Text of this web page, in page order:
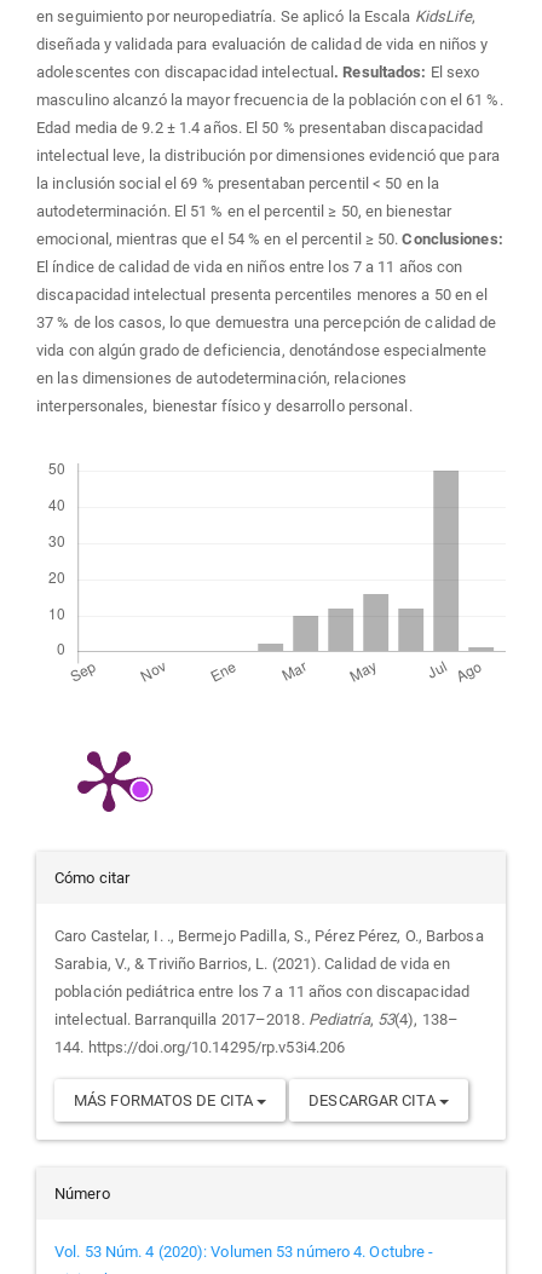
en seguimiento por neuropediatría. Se aplicó la Escala KidsLife,
diseñada y validada para evaluación de calidad de vida en niños y
adolescentes con discapacidad intelectual . Resultados: El sexo
masculino alcanzó la mayor frecuencia de la población con el 61 %.
Edad media de 9.2 ± 1.4 años. El 50 % presentaban discapacidad
intelectual leve, la distribución por dimensiones evidenció que para
la inclusión social el 69 % presentaban percentil < 50 en la
autodeterminación. El 51 % en el percentil ≥ 50, en bienestar
emocional, mientras que el 54 % en el percentil ≥ 50.Conclusiones:
El índice de calidad de vida en niños entre los 7 a 11 años con
discapacidad intelectual presenta percentiles menores a 50 en el
37 % de los casos, lo que demuestra una percepción de calidad de
vida con algún grado de deficiencia, denotándose especialmente
en las dimensiones de autodeterminación, relaciones
interpersonales, bienestar físico y desarrollo personal.
Detalles
del
artículo
Cómo citar
Caro Castelar, I. ., Bermejo Padilla, S., Pérez Pérez, O., Barbosa
Sarabia, V., & Triviño Barrios, L. (2021). Calidad de vida en
población pediátrica entre los 7 a 11 años con discapacidad
intelectual. Barranquilla 2017–2018. Pediatría, 53(4), 138–
144. https://doi.org/10.14295/rp.v53i4.206
MÁS FORMATOS DE CITA DESCARGAR CITA
Número
Vol. 53 Núm. 4 (2020): Volumen 53 número 4. Octubre -